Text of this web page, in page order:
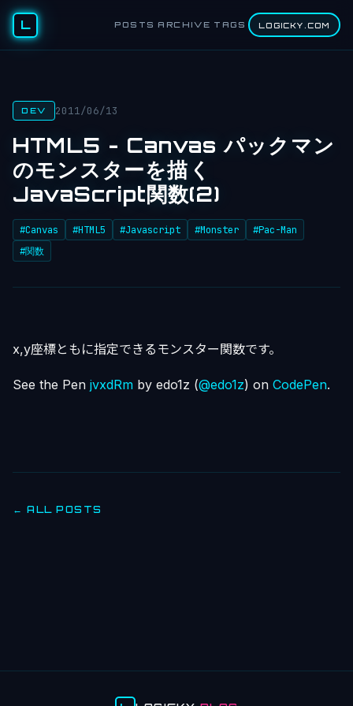
L POSTS ARCHIVE TAGS LOGICKY.COM
DEV 2011/06/13
HTML5 - Canvas パックマン
のモンスターを描く
JavaScript関数(2)
#Canvas #HTML5 #Javascript #Monster
#Pac-Man
#関数
x,y座標ともに指定できるモンスター関数です。
See the Pen jvxdRm by edo1z (@edo1z) on CodePen.
← ALL POSTS